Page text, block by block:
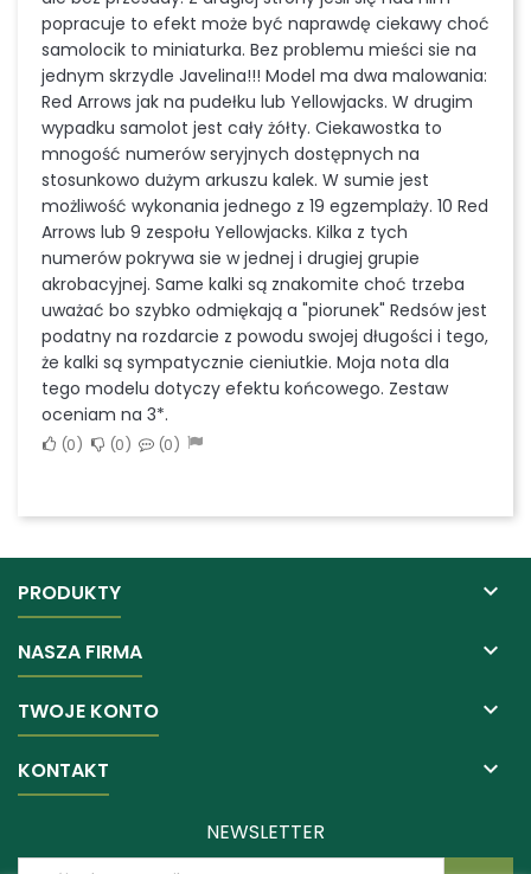
popracuje to efekt może być naprawdę ciekawy choć
samolocik to miniaturka. Bez problemu mieści sie na
jednym skrzydle Javelina!!! Model ma dwa malowania:
Red Arrows jak na pudełku lub Yellowjacks. W drugim
wypadku samolot jest cały żółty. Ciekawostka to
mnogość numerów seryjnych dostępnych na
stosunkowo dużym arkuszu kalek. W sumie jest
możliwość wykonania jednego z 19 egzemplaży. 10 Red
Arrows lub 9 zespołu Yellowjacks. Kilka z tych
numerów pokrywa sie w jednej i drugiej grupie
akrobacyjnej. Same kalki są znakomite choć trzeba
uważać bo szybko odmiękają a "piorunek" Redsów jest
podatny na rozdarcie z powodu swojej długości i tego,
że kalki są sympatycznie cieniutkie. Moja nota dla
tego modelu dotyczy efektu końcowego. Zestaw
oceniam na 3*.
0 0 0
PRODUKTY 
NASZA FIRMA 
TWOJE KONTO 
KONTAKT 
NEWSLETTER